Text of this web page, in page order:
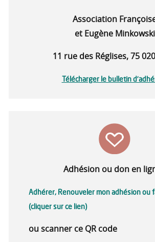
Association
et Eugène Minkowski
11 rue des Réglises, 75
Télécharger le bulletin
Adhésion ou don en
Adhérer, Renouveler mon adhésion ou
(cliquer sur ce lien)
ou scanner ce QR code